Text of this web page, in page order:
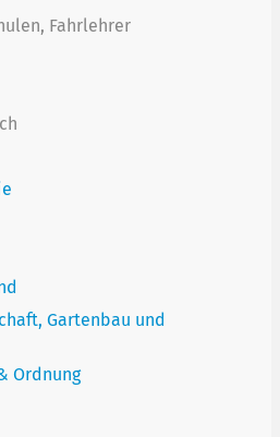
Fahrlehrer
Gartenbau und
Ordnung